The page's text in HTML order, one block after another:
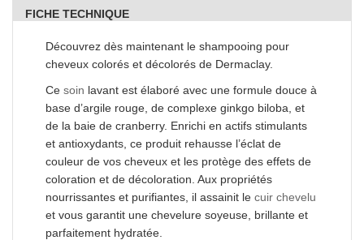
FICHE TECHNIQUE
Découvrez dès maintenant le shampooing pour
cheveux colorés et décolorés de Dermaclay.
Ce soin lavant est élaboré avec une formule douce à
base d’argile rouge, de complexe ginkgo biloba, et
de la baie de cranberry. Enrichi en actifs stimulants
et antioxydants, ce produit rehausse l’éclat de
couleur de vos cheveux et les protège des effets de
coloration et de décoloration. Aux propriétés
nourrissantes et purifiantes, il assainit le cuir chevelu
et vous garantit une chevelure soyeuse, brillante et
parfaitement hydratée.